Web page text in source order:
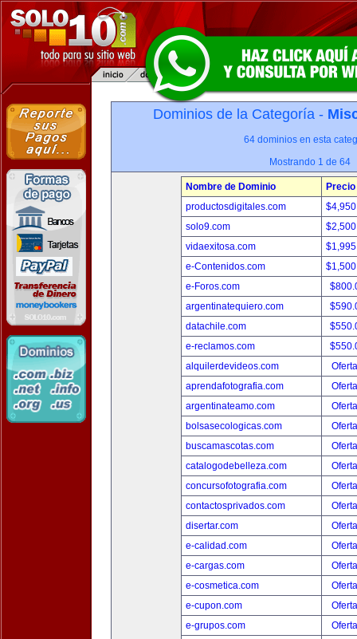
Dominios de la Categoría -
64 dominios en esta
Mostrando 1 de 64
Nombre de Dominio
Precio
productosdigitales.com
solo9.com
vidaexitosa.com
e-Contenidos.com
e-Foros.com
argentinatequiero.com
datachile.com
e-reclamos.com
alquilerdevideos.com
aprendafotografia.com
argentinateamo.com
bolsasecologicas.com
buscamascotas.com
catalogodebelleza.com
concursofotografia.com
contactosprivados.com
disertar.com
e-calidad.com
e-cargas.com
e-cosmetica.com
e-cupon.com
e-grupos.com